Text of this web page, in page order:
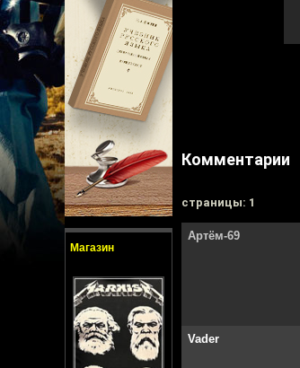
Магазин
Комментарии
cтраницы: 1
Артём-69
Vader